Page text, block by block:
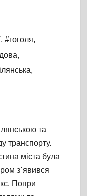
, #гоголя,
,
,
та
транспорту.
міста була
з᾽явився
Попри